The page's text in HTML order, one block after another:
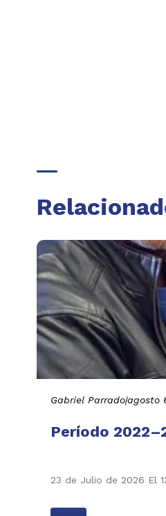
Gabriel Parrado|agosto
Período
23 de Julio de 2026 El